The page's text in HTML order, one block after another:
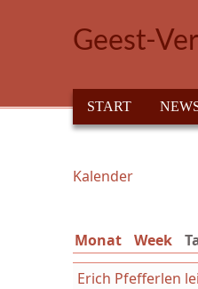
Geest-
START
Sie sind hier
Kalender
Monat Week
Erich Pfefferlen